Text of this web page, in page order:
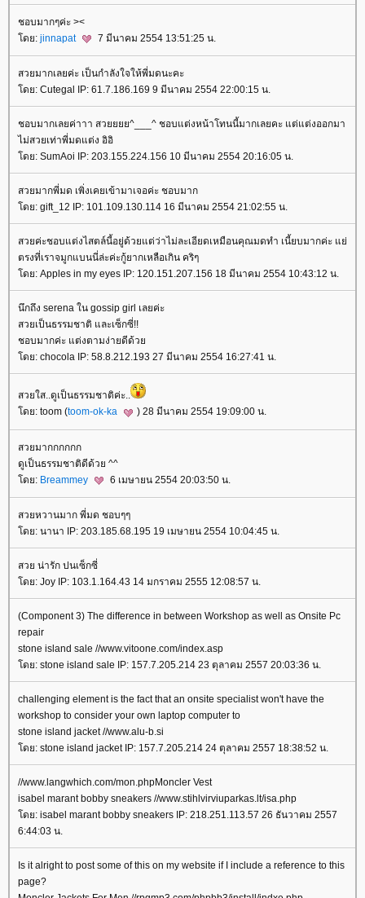
ชอบมากๆค่ะ ><
ดย: jinnapat 7 มีนาคม 2554 13:51:25 น.
สวยมากเลยค่ะ เป็นกำลังใจให้พี่มดนะคะ
ดย: Cutegal IP: 61.7.186.169 9 มีนาคม 2554 22:00:15 น.
ชอบมากเลยค่าาา สวยยยย^___^ ชอบแต่งหน้าโทนนี้มากเลยคะ แต่แต่งออกมา
ไม่สวยเท่าพี่มดแต่ง อิอิ
ดย: SumAoi IP: 203.155.224.156 10 มีนาคม 2554 20:16:05 น.
สวยมากพี่มด เพิ่งเคยเข้ามาเจอค่ะ ชอบมาก
ดย: gift_12 IP: 101.109.130.114 16 มีนาคม 2554 21:02:55 น.
สวยค่ะชอบแต่งไสตล์นี้อยู่ด้วยแต่ว่าไม่ละเอียดเหมือนคุณมดทำ เนี้ยบมากค่ะ แย่
ตรงที่เราจมูกแบนนี่ล่ะค่ะกู้ยากเหลือเกิน คริๆ
ดย: Apples in my eyes IP: 120.151.207.156 18 มีนาคม 2554 10:43:12 น.
นึกถึง serena ใน gossip girl เลยค่ะ
สวยเป็นธรรมชาติ และเซ็กซี่!!
ชอบมากค่ะ แต่งตามง่ายดีด้ว
ดย: chocola IP: 58.8.212.193 27 มีนาคม 2554 16:27:41 น.
สวยใส..ดูเป็นธรรมชาติค่ะ..
ดย: toom (toom-ok-ka ) 28 มีนาคม 2554 19:09:00 น.
สวยมากกกกกก
ดูเป็นธรรมชาติดีด้วย ^^
ดย: Breammey 6 เมษายน 2554 20:03:50 น.
สวยหวานมาก พี่มด ชอบๆๆ
ดย: นานา IP: 203.185.68.195 19 เมษายน 2554 10:04:45 น.
สวย น่ารัก ปนเซ็กซี่
ดย: Joy IP: 103.1.164.43 14 มกราคม 2555 12:08:57 น.
(Component 3) The difference in between Workshop as well as Onsite Pc
repair
stone island sale //www.vitoone.com/index.asp
ดย: stone island sale IP: 157.7.205.214 23 ตุลาคม 2557 20:03:36 น.
challenging element is the fact that an onsite specialist won't have the
workshop to consider your own laptop computer to
stone island jacket //www.alu-b.si
ดย: stone island jacket IP: 157.7.205.214 24 ตุลาคม 2557 18:38:52 น.
//www.langwhich.com/mon.phpMoncler Vest
isabel marant bobby sneakers //www.stihlvirviuparkas.lt/isa.php
ดย: isabel marant bobby sneakers IP: 218.251.113.57 26 ธันวาคม 2557
6:44:03 น.
Is it alright to post some of this on my website if I include a reference to this
page?